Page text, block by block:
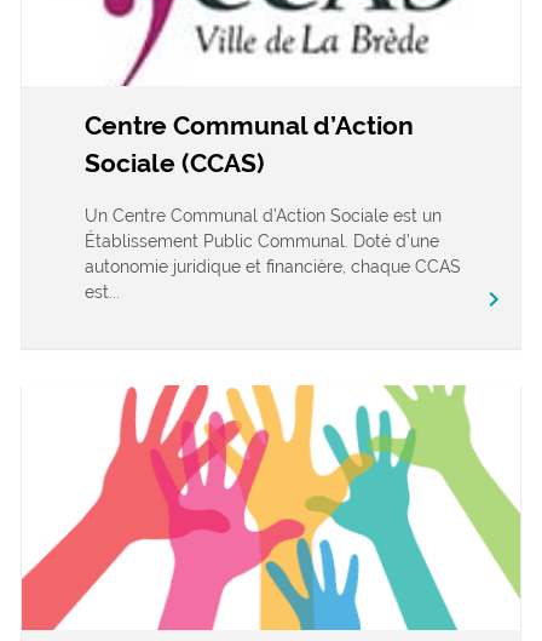
Centre Communal d’Action
Sociale (CCAS)
Un Centre Communal d’Action Sociale est un
Établissement Public Communal. Doté d’une
autonomie juridique et financière, chaque CCAS
est...
chevron_right